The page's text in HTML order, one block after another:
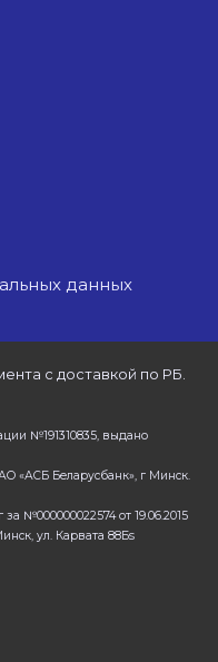
данных
с доставкой по РБ.
№191310835, выдано
«АСБ Беларусбанк», г Минск.
№000000022574 от 19.06.2015
ул. Карвата 88Бs